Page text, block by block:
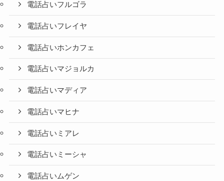
電話占いフルゴラ
電話占いフレイヤ
電話占いホンカフェ
電話占いマジョルカ
電話占いマディア
電話占いマヒナ
電話占いミアレ
電話占いミーシャ
電話占いムゲン